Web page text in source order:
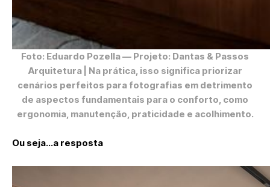
Foto: Eduardo Pozella— Projeto: Dantas & Passos
Arquitetura | Na prática, isso significa priorizar
cenários perfeitos para fotografias em detrimento
de aspectos fundamentais para o conforto, como
ergonomia, manutenção, praticidade e acolhimento.
Ou seja…a resposta